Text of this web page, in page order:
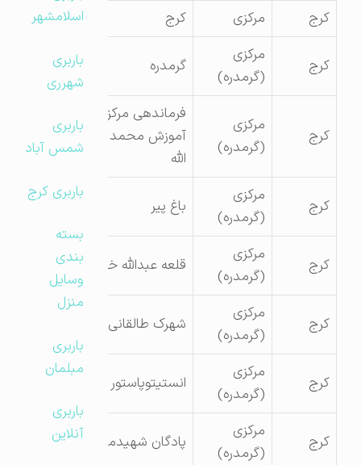
مرکزی
مرکزی
(گرمدره)
گرمدره
مرکزی
(گرمدره)
فرماندهی مرکز
آموزش محمد رسول
مرکزی
(گرمدره)
باغ پیر
مرکزی
(گرمدره)
قلعه عبدالله خان
مرکزی
(گرمدره)
شهرک طالقانی
مرکزی
(گرمدره)
انستیتوپاستور
مرکزی
(گرمدره)
پادگان شهیدمیثمی
اسلامشهر
باربری
شهرری
باربری
شمس آباد
باربری کرج
بسته
بندی
وسایل
منزل
باربری
مبلمان
باربری
آنلاین